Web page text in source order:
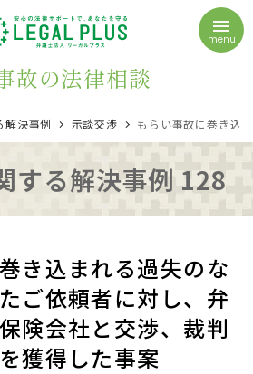
故の法律相談
menu
解決事例 示談交渉 もらい事故に巻き込
する解決事例 128
き込まれる過失のな
ご依頼者に対し、弁
険会社と交渉、裁判
獲得した事案